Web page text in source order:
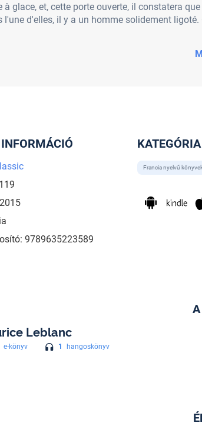
à glace, et, cette porte ouverte, il constatera
l'une d'elles, il y a un homme solidement ligoté.
9789635223589
KATEGÓRIA
Francia nyelvű
Leblanc
e-könyv 1 hangoskönyv